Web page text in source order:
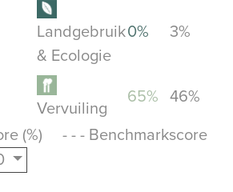
Landgebruik
& Ecologie
0% 3%
Vervuiling
65%
46%
(%) - - - Benchmarkscore